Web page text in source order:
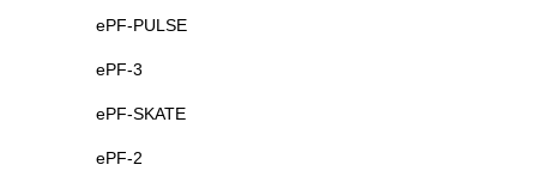
ePF-PULSE
ePF-3
ePF-SKATE
ePF-2